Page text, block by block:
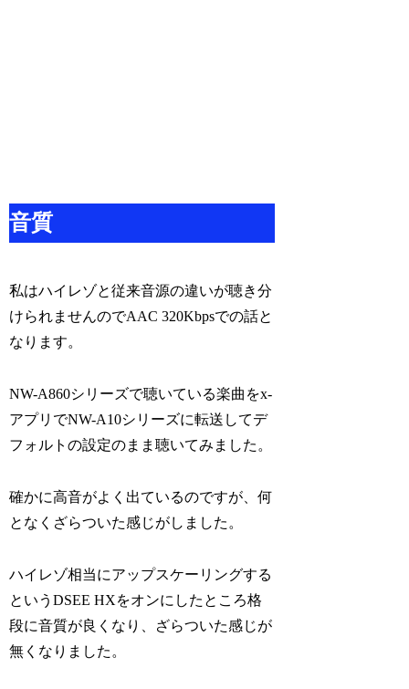
音質
私はハイレゾと従来音源の違いが聴き分
けられませんのでAAC 320Kbpsでの話と
なります。
NW-A860シリーズで聴いている楽曲をx-
アプリでNW-A10シリーズに転送してデ
フォルトの設定のまま聴いてみました。
確かに高音がよく出ているのですが、何
となくざらついた感じがしました。
ハイレゾ相当にアップスケーリングする
というDSEE HXをオンにしたところ格
段に音質が良くなり、ざらついた感じが
無くなりました。